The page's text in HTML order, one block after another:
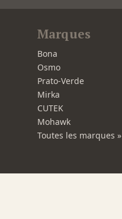
Marques
Bona
Osmo
Prato-Verde
Mirka
CUTEK
Mohawk
Toutes les marques »